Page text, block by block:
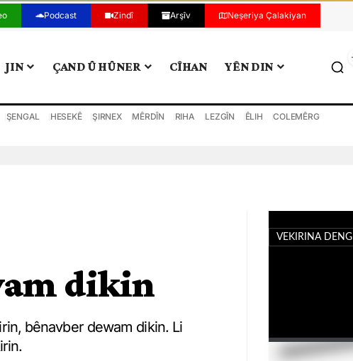
Podcast Zindî Arşîv Neşeriya Çalakiyan
JIN ÇAND Û HÛNER CÎHAN YÊN DIN
ŞENGAL HESEKÊ ŞIRNEX MÊRDÎN RIHA LEZGÎN ÊLIH COLEMÊRG
dikin
bênavber dewam dikin. Li
VEKIRINA DENG